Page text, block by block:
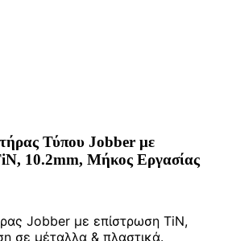
Τύπου Jobber με
10.2mm, Μήκος Εργασίας
Jobber με επίστρωση TiN,
σε μέταλλα & πλαστικά.